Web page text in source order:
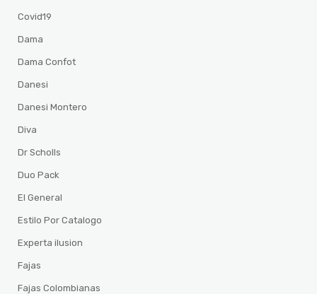
Covid19
Dama
Dama Confot
Danesi
Danesi Montero
Diva
Dr Scholls
Duo Pack
El General
Estilo Por Catalogo
Experta ilusion
Fajas
Fajas Colombianas